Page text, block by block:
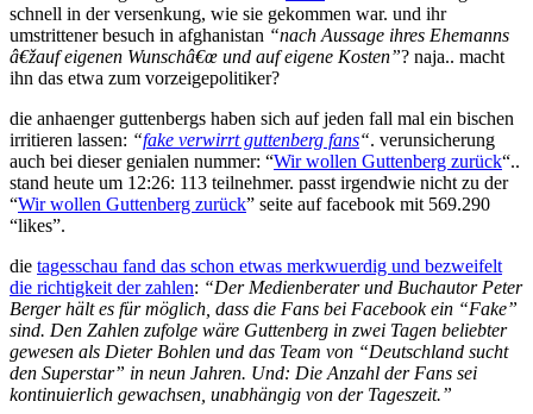
schnell in der versenkung, wie sie gekommen war. und ihr
umstrittener besuch in afghanistan “nach Aussage ihres Ehemanns
â€žauf eigenen Wunschâ€œ und auf eigene Kosten”? naja.. macht
ihn das etwa zum vorzeigepolitiker?
die anhaenger guttenbergs haben sich auf jeden fall mal ein bischen
irritieren lassen: “fake verwirrt guttenberg fans“. verunsicherung
auch bei dieser genialen nummer: “Wir wollen Guttenberg zurück“..
stand heute um 12:26: 113 teilnehmer. passt irgendwie nicht zu der
“Wir wollen Guttenberg zurück” seite auf facebook mit 569.290
“likes”.
die tagesschau fand das schon etwas merkwuerdig und bezweifelt
die richtigkeit der zahlen: “Der Medienberater und Buchautor Peter
Berger hält es für möglich, dass die Fans bei Facebook ein “Fake”
sind. Den Zahlen zufolge wäre Guttenberg in zwei Tagen beliebter
gewesen als Dieter Bohlen und das Team von “Deutschland sucht
den Superstar” in neun Jahren. Und: Die Anzahl der Fans sei
kontinuierlich gewachsen, unabhängig von der Tageszeit.”